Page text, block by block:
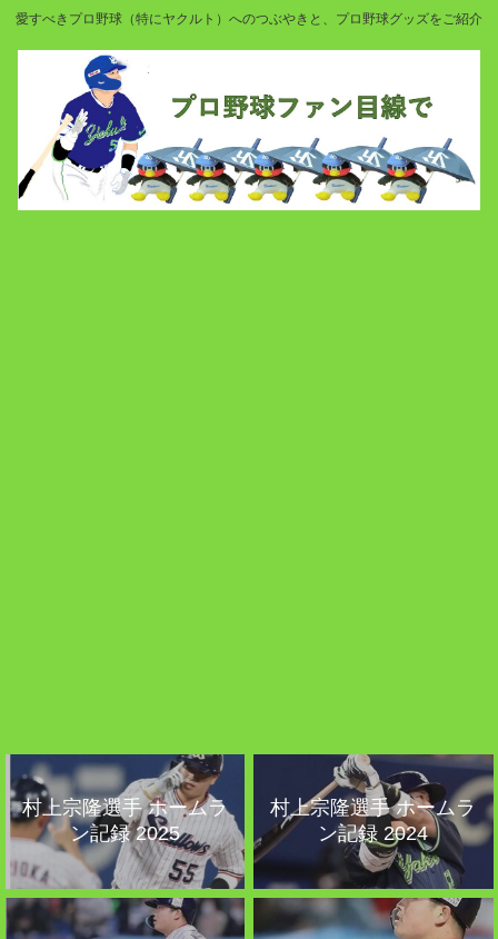
愛すべきプロ野球（特にヤクルト）へのつぶやきと、プロ野球グッズをご紹介
村上宗隆選手 ホームラ
ン記録 2025
村上宗隆選手 ホームラ
ン記録 2024